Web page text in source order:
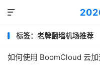

标签：老牌翻墙机场推荐
如何使用 BoomCloud 云加